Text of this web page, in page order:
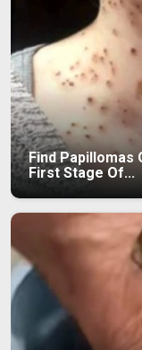
Find Papillomas
First Stage Of...